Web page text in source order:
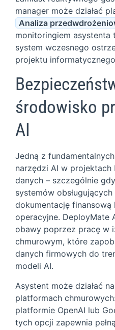
manager może działać
Analiza
monitoringiem
system wczesnego
projektu
środowisko
AI
Jedną z
narzędzi AI w
danych – szczególnie
systemów
dokumentację
operacyjne. DeployMate
obawy poprzez pracę w
chmurowym, które
danych firmowych do
modeli AI.
Asystent może działać
platformach chmurowych:
platformie OpenAI lub
tych opcji zapewnia